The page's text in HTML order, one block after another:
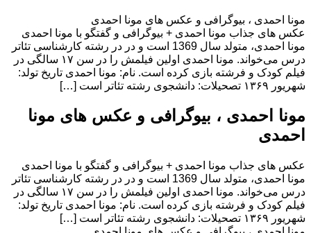
مونا احمدی ، بیوگرافی و عکس های مونا احمدی
عکس های جذاب مونا احمدی + بیوگرافی و گفتگو با مونا احمدی
مونا احمدی، متولد سال 1369 است و در در رشته كارشناسی تئاتر
درس می‌خواند. مونا احمدی اولین فیلمش را در سن ۱۷ سالگی در
فیلم کودک و فرشته بازی کرده است. نام: مونا احمدی تاریخ تولد:
شهریور ۱۳۶۹ تصحیلات: دانشجوی رشته تئاتر است […]
مونا احمدی ، بیوگرافی و عکس های مونا
احمدی
عکس های جذاب مونا احمدی + بیوگرافی و گفتگو با مونا احمدی
مونا احمدی، متولد سال 1369 است و در در رشته كارشناسی تئاتر
درس می‌خواند. مونا احمدی اولین فیلمش را در سن ۱۷ سالگی در
فیلم کودک و فرشته بازی کرده است. نام: مونا احمدی تاریخ تولد:
شهریور ۱۳۶۹ تصحیلات: دانشجوی رشته تئاتر است […]